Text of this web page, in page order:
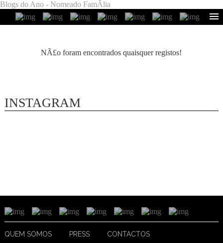
Blogs do Ano - Nomeado FamÃ­lia
NÃ£o foram encontrados quaisquer registos!
INSTAGRAM
QUEM SOMOS PRESS CONTACTOS